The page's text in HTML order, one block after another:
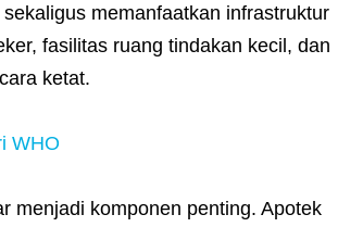
memanfaatkan infrastruktur
fasilitas ruang tindakan kecil, dan
ketat.
WHO
menjadi komponen penting. Apotek